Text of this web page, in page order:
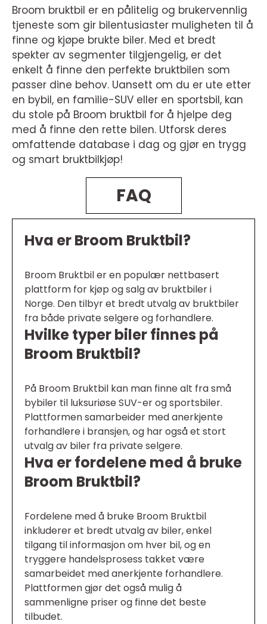
Broom bruktbil er en pålitelig og brukervennlig
tjeneste som gir bilentusiaster muligheten til å
finne og kjøpe brukte biler. Med et bredt
spekter av segmenter tilgjengelig, er det
enkelt å finne den perfekte bruktbilen som
passer dine behov. Uansett om du er ute etter
en bybil, en familie-SUV eller en sportsbil, kan
du stole på Broom bruktbil for å hjelpe deg
med å finne den rette bilen. Utforsk deres
omfattende database i dag og gjør en trygg
og smart bruktbilkjøp!
FAQ
Hva er Broom Bruktbil?
Broom Bruktbil er en populær nettbasert
plattform for kjøp og salg av bruktbiler i
Norge. Den tilbyr et bredt utvalg av bruktbiler
fra både private selgere og forhandlere.
Hvilke typer biler finnes på
Broom Bruktbil?
På Broom Bruktbil kan man finne alt fra små
bybiler til luksuriøse SUV-er og sportsbiler.
Plattformen samarbeider med anerkjente
forhandlere i bransjen, og har også et stort
utvalg av biler fra private selgere.
Hva er fordelene med å bruke
Broom Bruktbil?
Fordelene med å bruke Broom Bruktbil
inkluderer et bredt utvalg av biler, enkel
tilgang til informasjon om hver bil, og en
tryggere handelsprosess takket være
samarbeidet med anerkjente forhandlere.
Plattformen gjør det også mulig å
sammenligne priser og finne det beste
tilbudet.